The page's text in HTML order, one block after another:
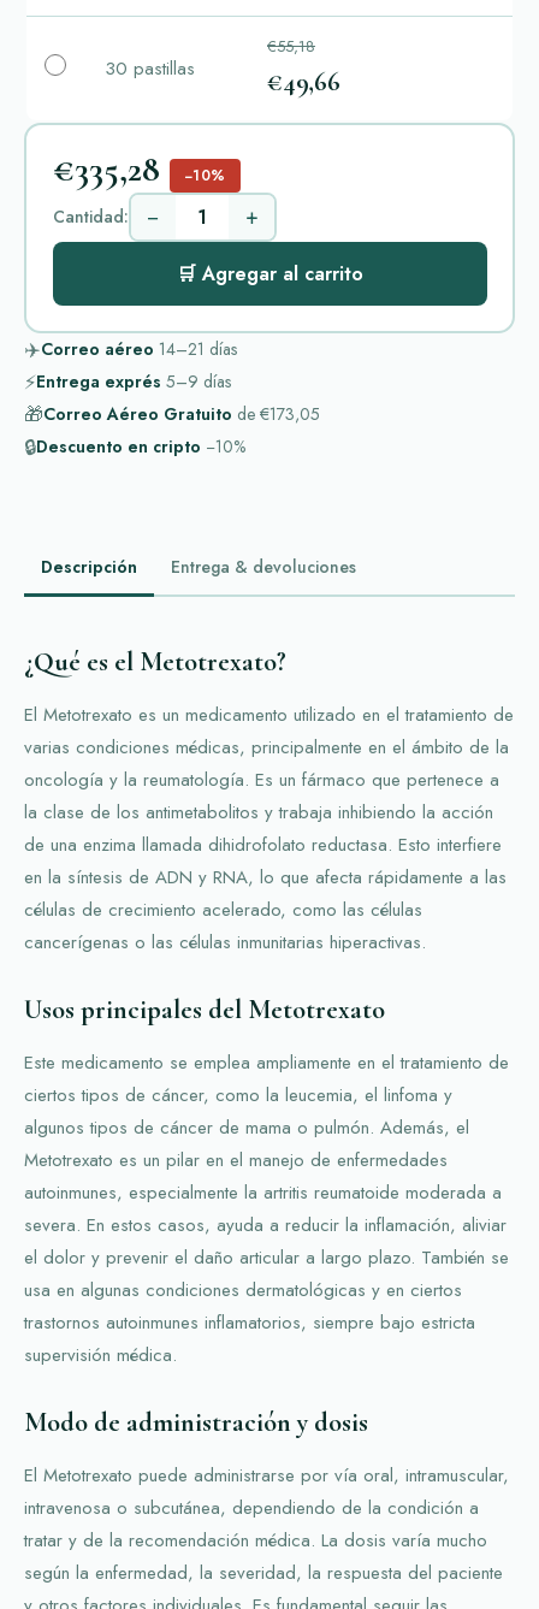
30 pastillas
€55,18
€49,66
€335,28 −10%
Cantidad: − +
🛒 Agregar al carrito
✈️Correo aéreo 14–21 días
⚡Entrega exprés 5–9 días
🎁Correo Aéreo Gratuito de €173,05
🔒Descuento en cripto −10%
Descripción Entrega & devoluciones
¿Qué es el Metotrexato?
El Metotrexato es un medicamento utilizado en el tratamiento de
varias condiciones médicas, principalmente en el ámbito de la
oncología y la reumatología. Es un fármaco que pertenece a
la clase de los antimetabolitos y trabaja inhibiendo la acción
de una enzima llamada dihidrofolato reductasa. Esto interfiere
en la síntesis de ADN y RNA, lo que afecta rápidamente a las
células de crecimiento acelerado, como las células
cancerígenas o las células inmunitarias hiperactivas.
Usos principales del Metotrexato
Este medicamento se emplea ampliamente en el tratamiento de
ciertos tipos de cáncer, como la leucemia, el linfoma y
algunos tipos de cáncer de mama o pulmón. Además, el
Metotrexato es un pilar en el manejo de enfermedades
autoinmunes, especialmente la artritis reumatoide moderada a
severa. En estos casos, ayuda a reducir la inflamación, aliviar
el dolor y prevenir el daño articular a largo plazo. También se
usa en algunas condiciones dermatológicas y en ciertos
trastornos autoinmunes inflamatorios, siempre bajo estricta
supervisión médica.
Modo de administración y dosis
El Metotrexato puede administrarse por vía oral, intramuscular,
intravenosa o subcutánea, dependiendo de la condición a
tratar y de la recomendación médica. La dosis varía mucho
según la enfermedad, la severidad, la respuesta del paciente